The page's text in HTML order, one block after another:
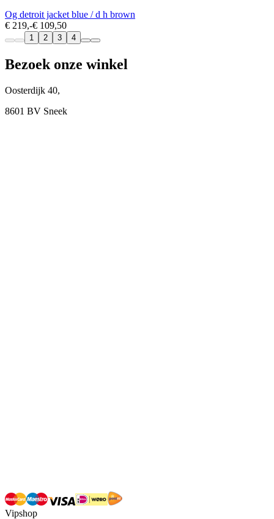
Og detroit jacket blue / d h brown
€ 219,-€ 109,50
1 2 3 4
Bezoek onze winkel
Oosterdijk 40,
8601 BV Sneek
Vipshop